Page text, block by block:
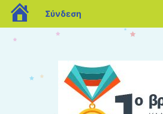
blogs.sch.gr
Σύνδεση